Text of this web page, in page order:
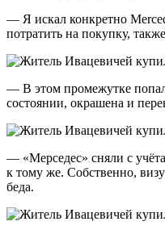
— Я искал конкретно
потратить на покупку,
— В этом промежутке
состоянии, окрашена и
— «Мерседес» сняли с
к тому же. Собственно,
беда.